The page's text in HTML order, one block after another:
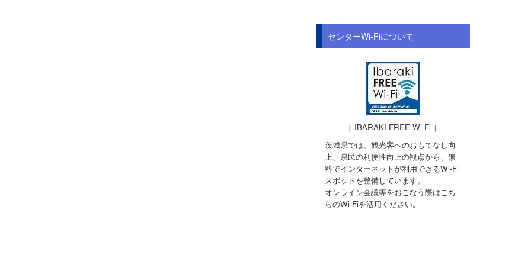
センターWi-Fiについて
［ IBARAKI FREE Wi-Fi ］
茨城県では、観光客へのおもてなし向
上、県民の利便性向上の観点から、無
料でインターネットが利用できるWi-Fi
スポットを整備しています。
オンライン会議等をおこなう際はこち
らのWi-Fiを活用ください。